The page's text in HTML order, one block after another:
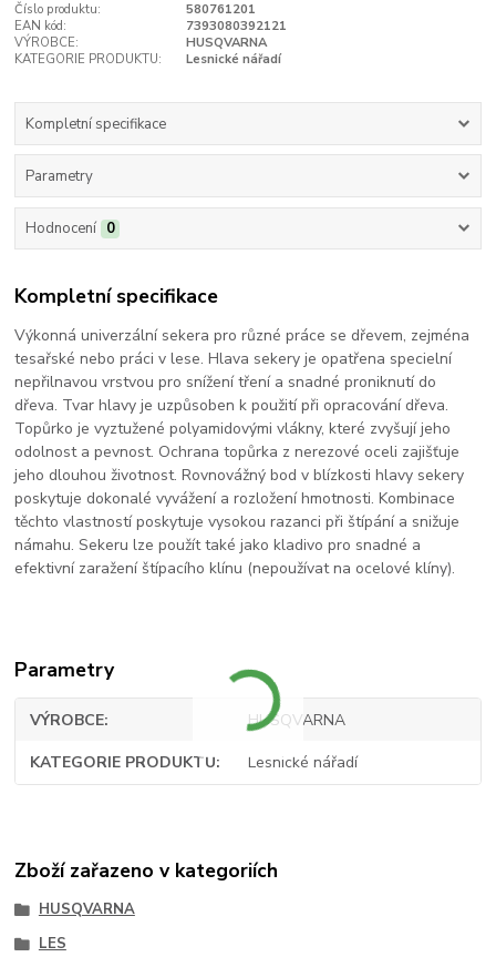
Číslo produktu:
580761201
EAN kód:
7393080392121
VÝROBCE:
HUSQVARNA
KATEGORIE PRODUKTU:
Lesnické nářadí
Kompletní specifikace
Parametry
Hodnocení 0
Kompletní specifikace
Výkonná univerzální sekera pro různé práce se dřevem, zejména
tesařské nebo práci v lese. Hlava sekery je opatřena specielní
nepřilnavou vrstvou pro snížení tření a snadné proniknutí do
dřeva. Tvar hlavy je uzpůsoben k použití při opracování dřeva.
Topůrko je vyztužené polyamidovými vlákny, které zvyšují jeho
odolnost a pevnost. Ochrana topůrka z nerezové oceli zajišťuje
jeho dlouhou životnost. Rovnovážný bod v blízkosti hlavy sekery
poskytuje dokonalé vyvážení a rozložení hmotnosti. Kombinace
těchto vlastností poskytuje vysokou razanci při štípání a snižuje
námahu. Sekeru lze použít také jako kladivo pro snadné a
efektivní zaražení štípacího klínu (nepoužívat na ocelové klíny).
Parametry
VÝROBCE HUSQVARNA
KATEGORIE PRODUKTU Lesnické nářadí
Zboží zařazeno v kategoriích
HUSQVARNA
LES